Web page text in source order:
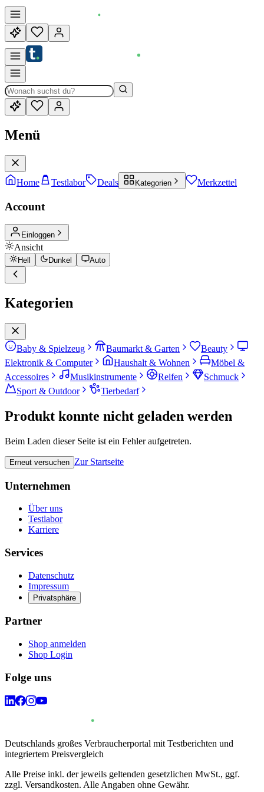
Menü
Home Testlabor Deals Kategorien Merkzettel
Account
Einloggen
Ansicht
Hell Dunkel Auto
Kategorien
Baby & Spielzeug Baumarkt & Garten
Beauty
Elektronik & Computer
Haushalt & Wohnen
Möbel &
Accessoires
Musikinstrumente Reifen
Schmuck
Sport & Outdoor
Tierbedarf
Produkt konnte nicht geladen werden
Beim Laden dieser Seite ist ein Fehler aufgetreten.
Erneut versuchen Zur Startseite
Unternehmen
Über uns
Testlabor
Karriere
Services
Datenschutz
Impressum
Privatsphäre
Partner
Shop anmelden
Shop Login
Folge uns
Deutschlands großes Verbraucherportal mit Testberichten und
integriertem Preisvergleich
Alle Preise inkl. der jeweils geltenden gesetzlichen MwSt., ggf.
zzgl. Versandkosten. Alle Angaben ohne Gewähr.